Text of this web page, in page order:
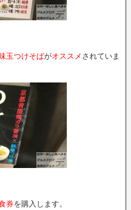
玉つけそばがオススメ されていま
券を購入します。